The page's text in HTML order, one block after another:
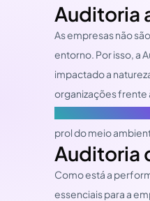
Auditoria
As empresas não
entorno. Por isso, a
impactado a
organizações frente
prol do meio
Auditoria
Como está a
essenciais para a